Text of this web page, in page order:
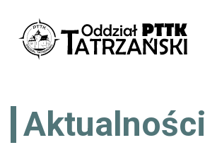
Aktualności